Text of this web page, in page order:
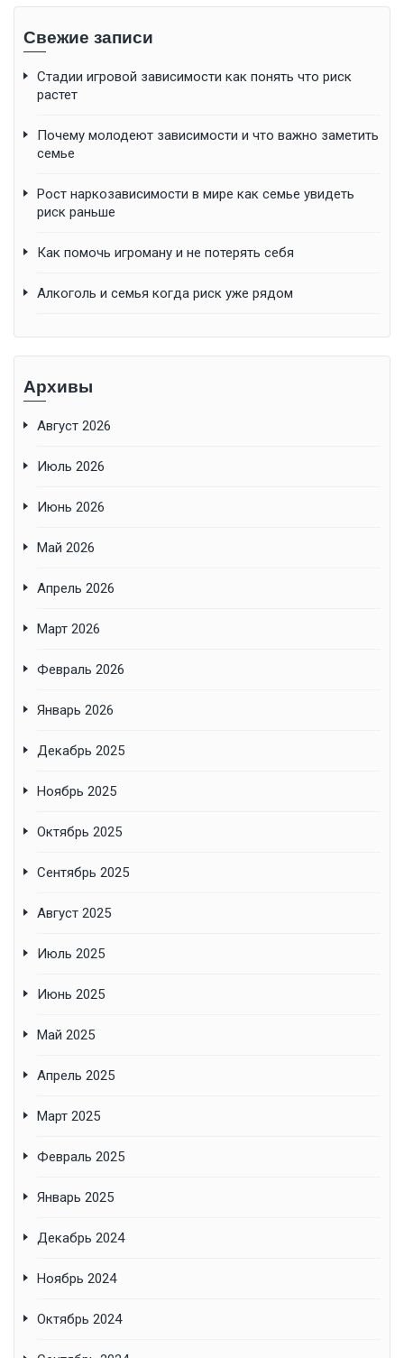
Свежие записи
Стадии игровой зависимости как понять что риск
растет
Почему молодеют зависимости и что важно заметить
семье
Рост наркозависимости в мире как семье увидеть
риск раньше
Как помочь игроману и не потерять себя
Алкоголь и семья когда риск уже рядом
Архивы
Август 2026
Июль 2026
Июнь 2026
Май 2026
Апрель 2026
Март 2026
Февраль 2026
Январь 2026
Декабрь 2025
Ноябрь 2025
Октябрь 2025
Сентябрь 2025
Август 2025
Июль 2025
Июнь 2025
Май 2025
Апрель 2025
Март 2025
Февраль 2025
Январь 2025
Декабрь 2024
Ноябрь 2024
Октябрь 2024